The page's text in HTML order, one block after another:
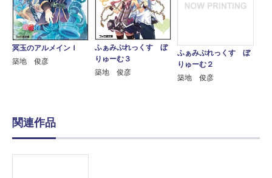
冥玉のアルメインＩ
築地 俊彦
ふぁみぷれっくす ぼ
りゅーむ３
築地 俊彦
ふぁみぷれっくす ぼ
りゅーむ２
築地 俊彦
関連作品